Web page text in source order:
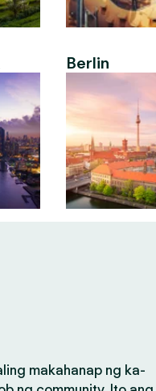
Berlin
makahanap ng ka-